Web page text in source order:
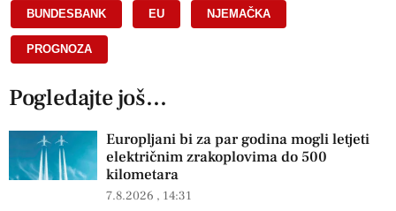
BUNDESBANK EU NJEMAČKA
PROGNOZA
Pogledajte još...
Europljani bi za par godina mogli letjeti
električnim zrakoplovima do 500
kilometara
7.8.2026 14:31